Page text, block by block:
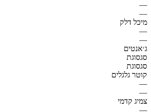
—
—
מיכל דלק
—
—
ג׳אנטים
סגסוגת
סגסוגת
קוטר גלגלים
—
—
צמיג קדמי
—